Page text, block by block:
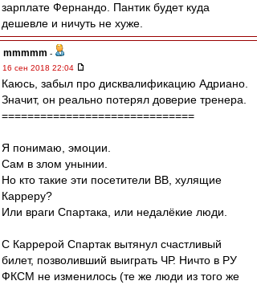
зарплате Фернандо. Пантик будет куда
дешевле и ничуть не хуже.
mmmmm -
16 сен 2018 22:04
Каюсь, забыл про дисквалификацию Адриано.
Значит, он реально потерял доверие тренера.
==============================
Я понимаю, эмоции.
Сам в злом унынии.
Но кто такие эти посетители ВВ, хулящие
Карреру?
Или враги Спартака, или недалёкие люди.
С Каррерой Спартак вытянул счастливый
билет, позволивший выиграть ЧР. Ничто в РУ
ФКСМ не изменилось (те же люди из того же